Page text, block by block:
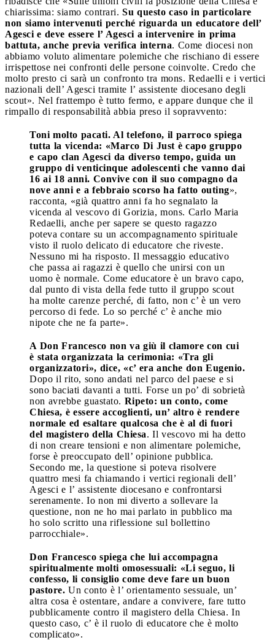
chiarissima: siamo contrari. Su questo caso in particolare
non siamo intervenuti perché riguarda un educatore dell’
Agesci e deve essere l’ Agesci a intervenire in prima
battuta, anche previa verifica interna. Come diocesi non
abbiamo voluto alimentare polemiche che rischiano di essere
irrispettose nei confronti delle persone coinvolte. Credo che
molto presto ci sarà un confronto tra mons. Redaelli e i vertici
nazionali dell’ Agesci tramite l’ assistente diocesano degli
scout». Nel frattempo è tutto fermo, e appare dunque che il
rimpallo di responsabilità abbia preso il sopravvento:
Toni molto pacati. Al telefono, il parroco spiega
tutta la vicenda: «Marco Di Just è capo gruppo
e capo clan Agesci da diverso tempo, guida un
gruppo di venticinque adolescenti che vanno dai
16 ai 18 anni. Convive con il suo compagno da
nove anni e a febbraio scorso ha fatto outing»,
racconta, «già quattro anni fa ho segnalato la
vicenda al vescovo di Gorizia, mons. Carlo Maria
Redaelli, anche per sapere se questo ragazzo
poteva contare su un accompagnamento spirituale
visto il ruolo delicato di educatore che riveste.
Nessuno mi ha risposto. Il messaggio educativo
che passa ai ragazzi è quello che unirsi con un
uomo è normale. Come educatore è un bravo capo,
dal punto di vista della fede tutto il gruppo scout
ha molte carenze perché, di fatto, non c’ è un vero
percorso di fede. Lo so perché c’ è anche mio
nipote che ne fa parte».
A Don Francesco non va giù il clamore con cui
è stata organizzata la cerimonia: «Tra gli
organizzatori», dice, «c’ era anche don Eugenio.
Dopo il rito, sono andati nel parco del paese e si
sono baciati davanti a tutti. Forse un po’ di sobrietà
non avrebbe guastato. Ripeto: un conto, come
Chiesa, è essere accoglienti, un’ altro è rendere
normale ed esaltare qualcosa che è al di fuori
del magistero della Chiesa. Il vescovo mi ha detto
di non creare tensioni e non alimentare polemiche,
forse è preoccupato dell’ opinione pubblica.
Secondo me, la questione si poteva risolvere
quattro mesi fa chiamando i vertici regionali dell’
Agesci e l’ assistente diocesano e confrontarsi
serenamente. Io non mi diverto a sollevare la
questione, non ne ho mai parlato in pubblico ma
ho solo scritto una riflessione sul bollettino
parrocchiale».
Don Francesco spiega che lui accompagna
spiritualmente molti omosessuali: «Li seguo, li
confesso, li consiglio come deve fare un buon
pastore. Un conto è l’ orientamento sessuale, un’
altra cosa è ostentare, andare a convivere, fare tutto
pubblicamente contro il magistero della Chiesa. In
questo caso, c’ è il ruolo di educatore che è molto
complicato».